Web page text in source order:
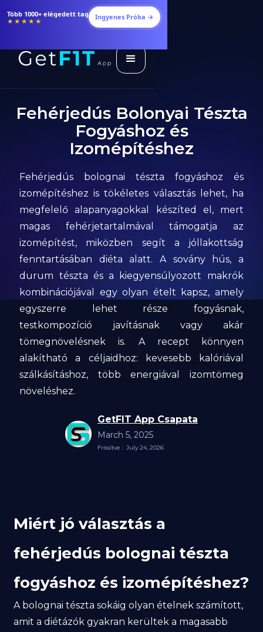
Több 1000+ elégedett tag
★★★★★ Ingyenes Próba →
Fehérjedús Bolonyai Tészta
Fogyáshoz és
Izomépítéshez
Fehérjedús bolognai tészta fogyáshoz és
izomépítéshez is tökéletes választás lehet, ha
megfelelő alapanyagokkal készíted el, mert
magas fehérjetartalmával támogatja az
izomépítést, miközben segít a jóllakottság
fenntartásában diéta alatt. A sovány hús, a
durum tészta és a kiegyensúlyozott makrók
kombinációjával egy olyan ételt kapsz, amely
egyszerre lehet része fogyásnak,
testkompozíció javításnak vagy akár
tömegnövelésnek is. A recept könnyen
alakítható a céljaidhoz: kevesebb kalóriával
szálkásításhoz, több energiával izomtömeg
növeléshez.
GetFIT App Csapata
March 5, 2025
Frissítve : July 24, 2026
Miért jó választás a
fehérjedús bolognai tészta
fogyáshoz és izomépítéshez?
A bolognai tészta sokáig olyan ételnek számított,
amit a diétázók gyakran kerültek a magasabb